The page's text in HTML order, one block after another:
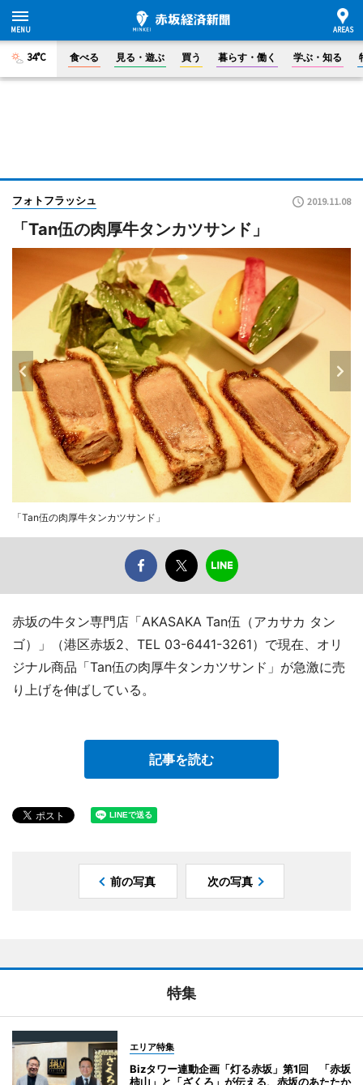
34°C 食べる 見る・遊ぶ 買う 暮らす・働く 学ぶ・知る
フォトフラッシュ 2019.11.08
「Tan伍の肉厚牛タンカツサンド」
「Tan伍の肉厚牛タンカツサンド」
赤坂の牛タン専門店「AKASAKA Tan伍（アカサカ タン
ゴ）」（港区赤坂2、TEL 03-6441-3261）で現在、オリ
ジナル商品「Tan伍の肉厚牛タンカツサンド」が急激に売
り上げを伸ばしている。
記事を読む
前の写真 次の写真
特集
エリア特集
Bizタワー連動企画「灯る赤坂」第1回 「赤坂
柿山」と「ざくろ」が伝える、赤坂のあたたか